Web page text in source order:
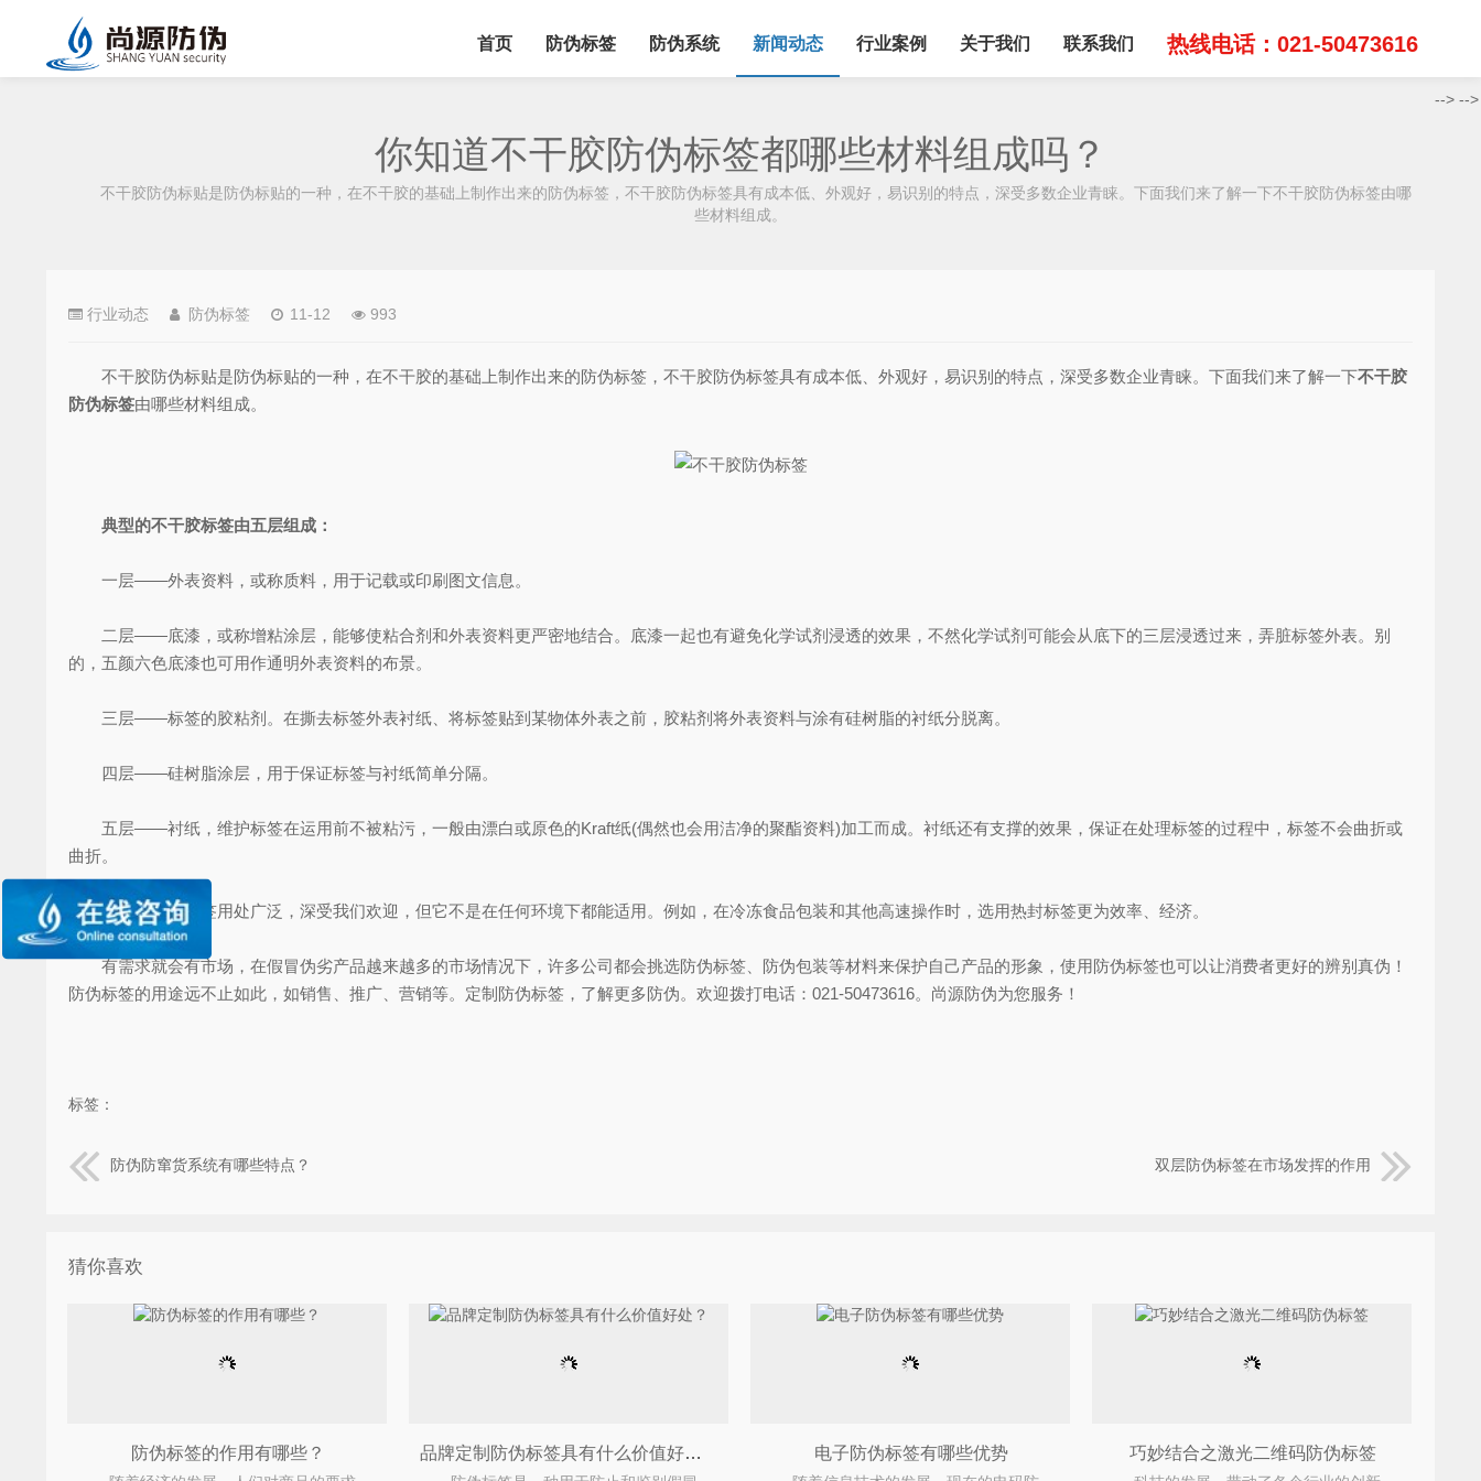
首页 防伪标签 防伪系统 新闻动态 行业案例 关于我们 联系我们 热线电话：021-50473616
你知道不干胶防伪标签都哪些材料组成吗？
不干胶防伪标贴是防伪标贴的一种，在不干胶的基础上制作出来的防伪标签，不干胶防伪标签具有成本低、外观好，易识别的特点，深受多数企业青睐。下面我们来了解一下不干胶防伪标签由哪
些材料组成。
行业动态 防伪标签 11-12 993
不干胶防伪标贴是防伪标贴的一种，在不干胶的基础上制作出来的防伪标签，不干胶防伪标签具有成本低、外观好，易识别的特点，深受多数企业青睐。下面我们来了解一下不干胶
防伪标签由哪些材料组成。
典型的不干胶标签由五层组成：
一层——外表资料，或称质料，用于记载或印刷图文信息。
二层——底漆，或称增粘涂层，能够使粘合剂和外表资料更严密地结合。底漆一起也有避免化学试剂浸透的效果，不然化学试剂可能会从底下的三层浸透过来，弄脏标签外表。别
的，五颜六色底漆也可用作通明外表资料的布景。
三层——标签的胶粘剂。在撕去标签外表衬纸、将标签贴到某物体外表之前，胶粘剂将外表资料与涂有硅树脂的衬纸分脱离。
四层——硅树脂涂层，用于保证标签与衬纸简单分隔。
五层——衬纸，维护标签在运用前不被粘污，一般由漂白或原色的Kraft纸(偶然也会用洁净的聚酯资料)加工而成。衬纸还有支撑的效果，保证在处理标签的过程中，标签不会曲折或
曲折。
尽管不干胶标签用处广泛，深受我们欢迎，但它不是在任何环境下都能适用。例如，在冷冻食品包装和其他高速操作时，选用热封标签更为效率、经济。
有需求就会有市场，在假冒伪劣产品越来越多的市场情况下，许多公司都会挑选防伪标签、防伪包装等材料来保护自己产品的形象，使用防伪标签也可以让消费者更好的辨别真伪！
防伪标签的用途远不止如此，如销售、推广、营销等。定制防伪标签，了解更多防伪。欢迎拨打电话：021-50473616。尚源防伪为您服务！
标签：
防伪防窜货系统有哪些特点？ 双层防伪标签在市场发挥的作用
猜你喜欢
防伪标签的作用有哪些？ 品牌定制防伪标签具有什么价值好处？ 电子防伪标签有哪些优势 巧妙结合之激光二维码防伪标签
--> -->